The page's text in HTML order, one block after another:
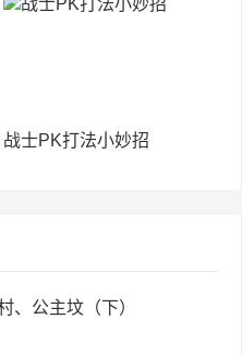
战士PK打法小妙招
、公主坟（下）